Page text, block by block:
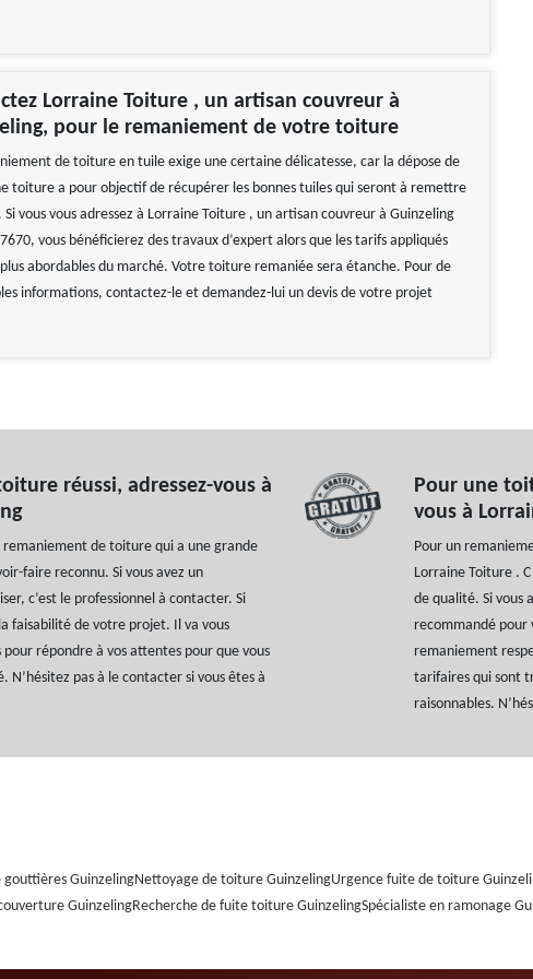
Lorraine Toiture , un artisan couvreur à
pour le remaniement de votre toiture
de toiture en tuile exige une certaine délicatesse, car la dépose de
toiture a pour objectif de récupérer les bonnes tuiles qui seront à remettre
Si vous vous adressez à Lorraine Toiture , un artisan couvreur à Guinzeling
vous bénéficierez des travaux d’expert alors que les tarifs appliqués
abordables du marché. Votre toiture remaniée sera étanche. Pour de
informations, contactez-le et demandez-lui un devis de votre projet
réussi, adressez-vous à
de toiture qui a une grande
faire reconnu. Si vous avez un
c’est le professionnel à contacter. Si
faisabilité de votre projet. Il va vous
répondre à vos attentes pour que vous
N’hésitez pas à le contacter si vous êtes à
Pour une
vous à
Pour un
Lorraine Toiture .
de qualité. Si vous
recommandé pour
remaniement
tarifaires qui sont
raisonnables.
gouttières GuinzelingNettoyage de toiture GuinzelingUrgence fuite de toiture
GuinzelingRecherche de fuite toiture GuinzelingSpécialiste en ramonage